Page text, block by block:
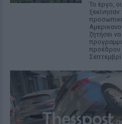
Το έργο,
ξεκίνησαν
ζητήσει
προέδρου